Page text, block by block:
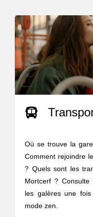
Où se trouve la
Comment rejoindre
? Quels sont les
Mortcerf ?
les galères une
mode zen.